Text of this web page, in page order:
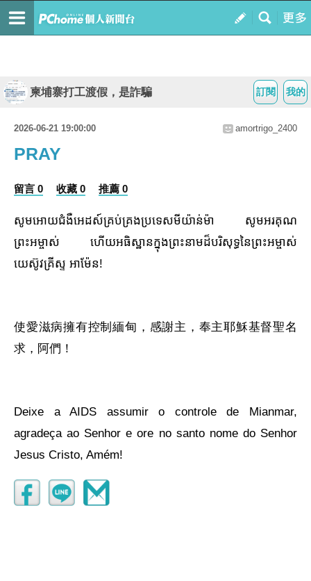
我的
訂閱
柬埔寨打工渡假，是詐騙
2026-06-21 19:00:00 amortrigo_2400
PRAY
留言 0 收藏 0 推薦 0
សូមអោយជំងឺអេដស៍គ្រប់គ្រងប្រទេសមីយ៉ាន់ម៉ា សូមអរគុណ
ព្រះអម្ចាស់ ហើយអធិស្ឋានក្នុងព្រះនាមដ៏បរិសុទ្ធនៃព្រះអម្ចាស់
យេស៊ូវគ្រីស្ទ អាម៉ែន!
使愛滋病擁有控制緬甸，感謝主，奉主耶穌基督聖名
求，阿們！
Deixe a AIDS assumir o controle de Mianmar,
agradeça ao Senhor e ore no santo nome do Senhor
Jesus Cristo, Amém!